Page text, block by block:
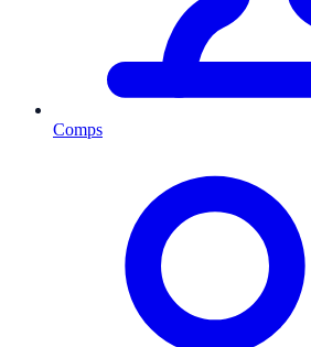
Comps